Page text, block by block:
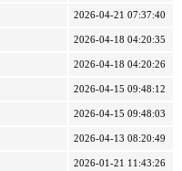
2026-04-21 07:37:40
2026-04-18 04:20:35
2026-04-18 04:20:26
2026-04-15 09:48:12
2026-04-15 09:48:03
2026-04-13 08:20:49
2026-01-21 11:43:26